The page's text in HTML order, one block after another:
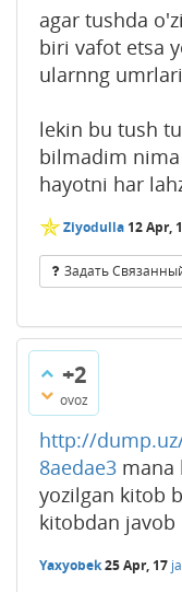
agar tushda
biri vafot etsa
ularnng
lekin bu tush
bilmadim
hayotni har
✯Ziyodulla 12 Apr,
Задать
+2
ovoz
http://
8aedae3 mana
yozilgan kitob
kitobdan javob
Yaxyobek25 Apr, 17